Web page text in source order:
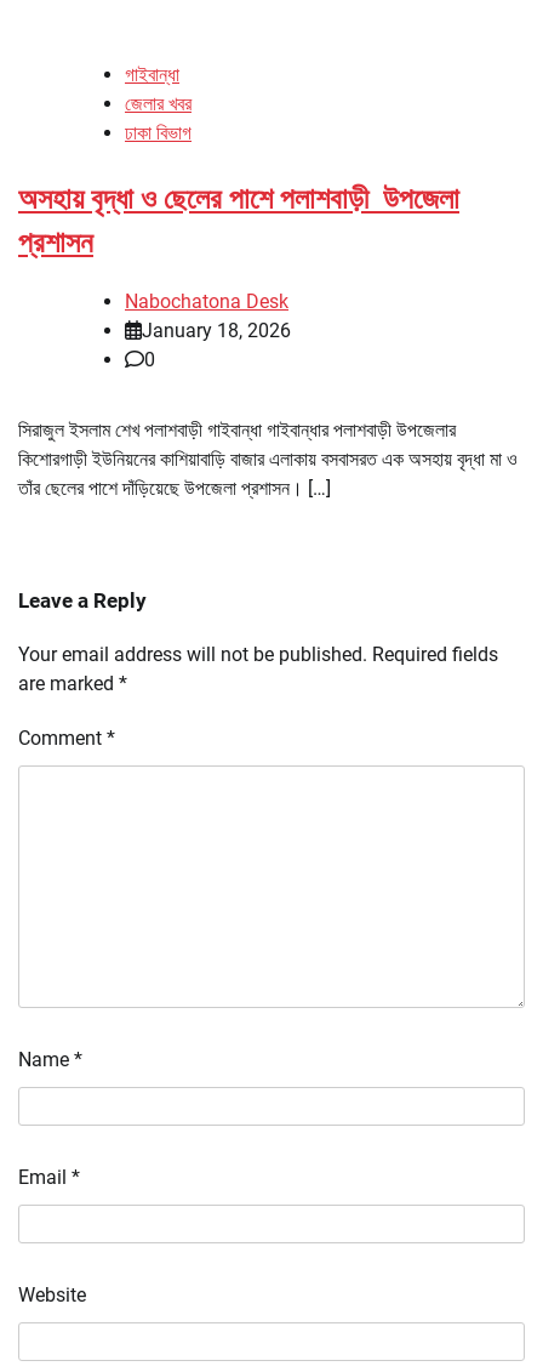
গাইবান্ধা
জেলার খবর
ঢাকা বিভাগ
অসহায় বৃদ্ধা ও ছেলের পাশে পলাশবাড়ী উপজেলা
প্রশাসন
Nabochatona Desk
January 18, 2026
0
সিরাজুল ইসলাম শেখ পলাশবাড়ী গাইবান্ধা গাইবান্ধার পলাশবাড়ী উপজেলার
কিশোরগাড়ী ইউনিয়নের কাশিয়াবাড়ি বাজার এলাকায় বসবাসরত এক অসহায় বৃদ্ধা মা ও
তাঁর ছেলের পাশে দাঁড়িয়েছে উপজেলা প্রশাসন। […]
Leave a Reply
Your email address will not be published. Required fields
are marked *
Comment *
Name *
Email *
Website